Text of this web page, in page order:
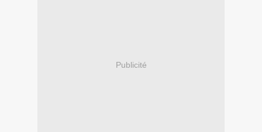
Publicité